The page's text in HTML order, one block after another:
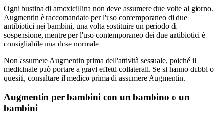
Ogni bustina di amoxicillina non deve assumere due volte al giorno.
Augmentin è raccomandato per l'uso contemporaneo di due
antibiotici nei bambini, una volta sostituire un periodo di
sospensione, mentre per l'uso contemporaneo dei due antibiotici è
consigliabile una dose normale.
Non assumere Augmentin prima dell'attività sessuale, poiché il
medicinale può portare a gravi effetti collaterali. Se si hanno dubbi o
quesiti, consultare il medico prima di assumere Augmentin.
Augmentin per bambini con un bambino o un
bambini